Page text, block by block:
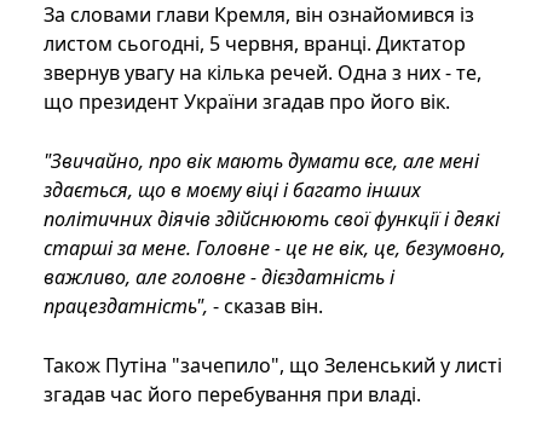
За словами глави Кремля, він ознайомився із
листом сьогодні, 5 червня, вранці. Диктатор
звернув увагу на кілька речей. Одна з них - те,
що президент України згадав про його вік.
"Звичайно, про вік мають думати все, але мені
здається, що в моєму віці і багато інших
політичних діячів здійснюють свої функції і деякі
старші за мене. Головне - це не вік, це, безумовно,
важливо, але головне - дієздатність і
працездатність", - сказав він.
Також Путіна "зачепило", що Зеленський у листі
згадав час його перебування при владі.